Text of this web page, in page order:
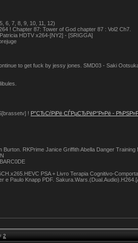
6, 7, 8, 9, 10, 11, 12)
! Chapter 87: Tower of God chapter 87 : Vol2 Ch7.
HDTV x264-[NY2] - [SRIGGA]
to get fuck by jessy jones. SMD03 - Saki
! Р”СЂСѓРіРё СЃРµСЂРёР°Р»Рё -
RKPrime Janice Griffith Abella Danger Training
PSA + Livro Terapia Cognitivo-
e Paulo Knapp PDF.
2